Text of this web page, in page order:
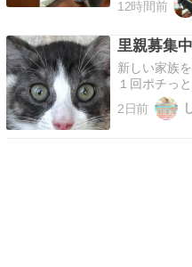
るくて、座
れもなんだ
しのくちび
12時間前
里親募集
新しい家族
１回ポチっ
す。 8月9日
の譲渡会IN
2日前